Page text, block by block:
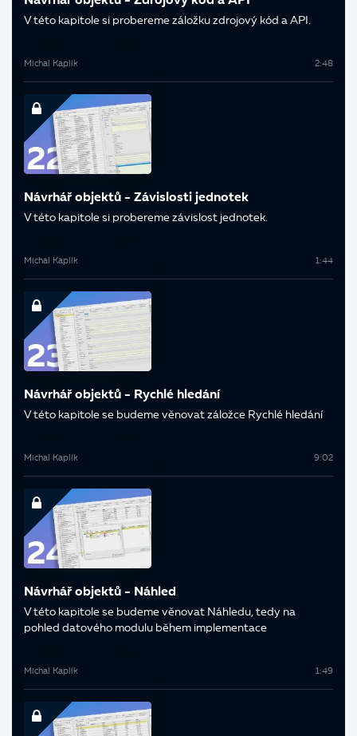
V této kapitole si probereme záložku zdrojový kód a API.
Michal Kaplík 2:48
Návrhář objektů - Závislosti jednotek
V této kapitole si probereme závislost jednotek.
Michal Kaplík 1:44
Návrhář objektů - Rychlé hledání
V této kapitole se budeme věnovat záložce Rychlé hledání
Michal Kaplík 9:02
Návrhář objektů - Náhled
V této kapitole se budeme věnovat Náhledu, tedy na
pohled datového modulu během implementace
Michal Kaplík 1:49